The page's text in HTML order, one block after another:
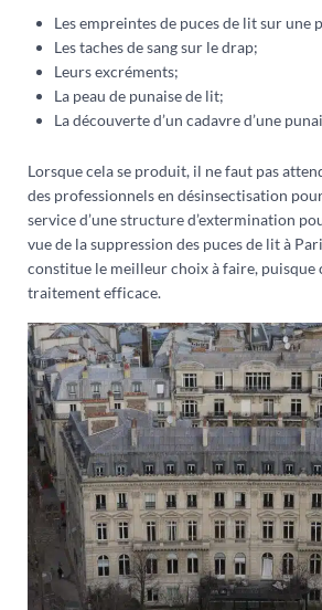
Les empreintes de puces de lit sur une
Les taches de sang sur le drap;
Leurs excréments;
La peau de punaise de lit;
La découverte d’un cadavre d’une
Lorsque cela se produit, il ne faut pas
des professionnels en désinsectisation
service d’une structure d’extermination
vue de la suppression des puces de lit à
constitue le meilleur choix à faire, puisque
traitement efficace.